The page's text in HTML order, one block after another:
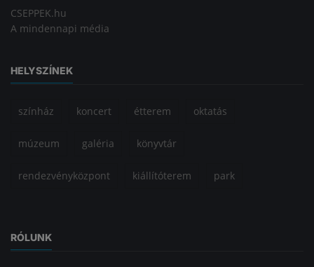
CSEPPEK.hu
A mindennapi média
HELYSZÍNEK
színház koncert étterem oktatás
múzeum galéria könyvtár
rendezvényközpont kiállítóterem park
RÓLUNK